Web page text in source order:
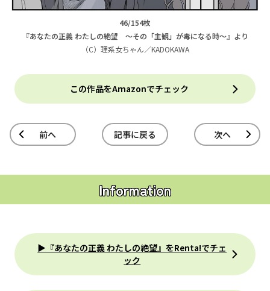
46/154枚
『あなたの正義 わたしの絶望 ～その「主観」が毒になる時～』より
（C）理系女ちゃん／KADOKAWA
この作品をAmazonでチェック
前へ 記事に戻る 次へ
Information
▶『あなたの正義 わたしの絶望』をRenta!でチェ
ック